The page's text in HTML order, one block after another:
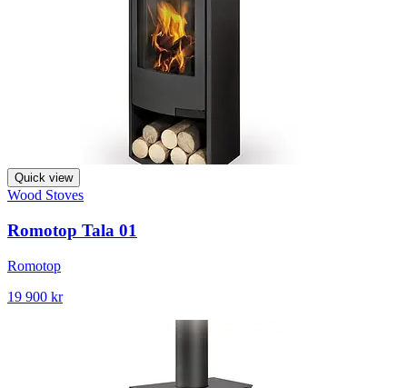
Quick view
Wood Stoves
Romotop Tala 01
Romotop
19 900 kr